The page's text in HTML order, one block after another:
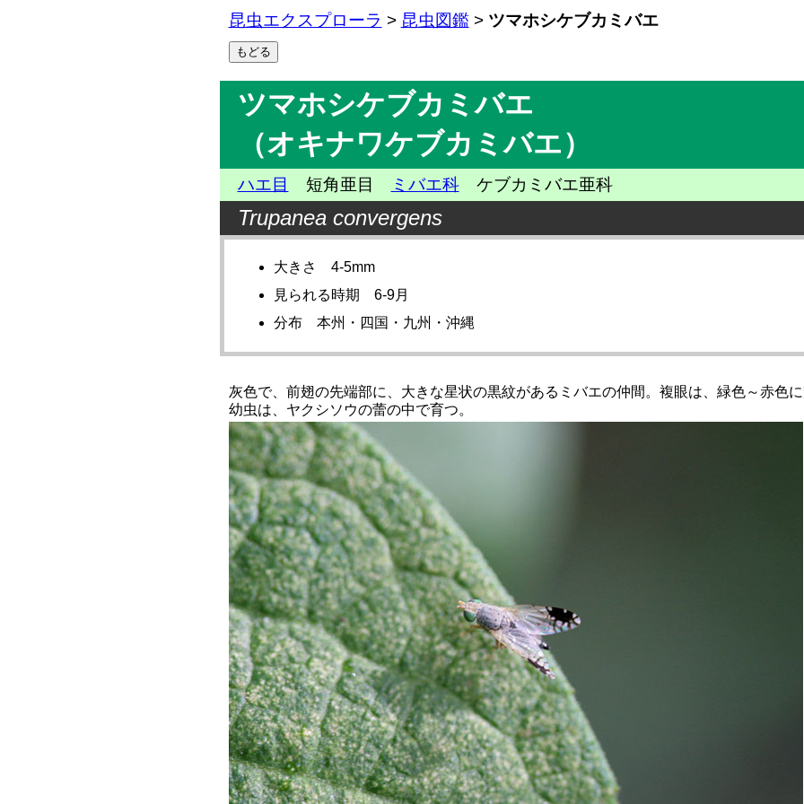
昆虫エクスプローラ > 昆虫図鑑> ツマホシケブカミバエ
ツマホシケブカミバエ
（オキナワケブカミバエ）
ハエ目 短角亜目 ミバエ科ケブカミバエ亜科
Trupanea convergens
大きさ 4-5mm
見られる時期 6-9月
分布 本州・四国・九州・沖縄
灰色で、前翅の先端部に、大きな星状の黒紋があるミバエの仲間。複眼は、緑色～赤色
幼虫は、ヤクシソウの蕾の中で育つ。